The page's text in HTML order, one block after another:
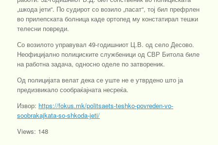
„шкода јети“. По судирот со возило „пасат“, тој бил префрлен
во прилепската болница каде ортопед му констатирал тешки
телесни повреди.
Со возилото управувал 49-годишниот Ц.В. од село Десово.
Неофицијално полициските службеници од СВР Битола биле
на работна задача, односно оделе по затвореник.
Од полицијата велат дека се уште не е утврдено што ја
предизвикало сообраќајната несреќа.
Извор: https://fokus.mk/politsaets-teshko-povreden-vo-
soobrakajkata-so-shkoda-jeti/
Views: 148